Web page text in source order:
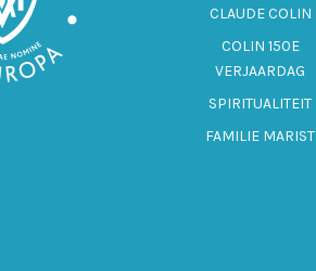
CLAUDE COLIN
COLIN 150E
VERJAARDAG
SPIRITUALITEIT
FAMILIE MARIST